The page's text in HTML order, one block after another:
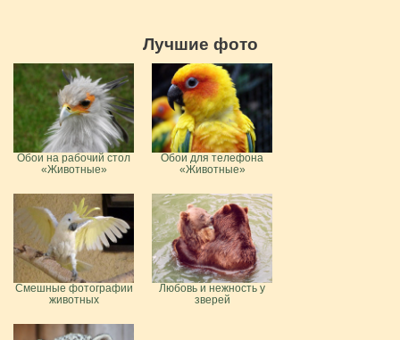
Лучшие фото
Обои на рабочий стол
«Животные»
Обои для телефона
«Животные»
Смешные фотографии
животных
Любовь и нежность у
зверей